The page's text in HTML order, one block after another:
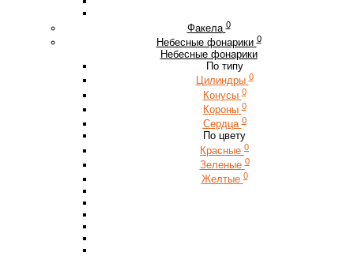
Факела 0
Небесные фонарики 0
Небесные фонарики
По типу
Цилиндры 0
Конусы 0
Короны 0
Сердца 0
По цвету
Красные 0
Зеленые 0
Желтые 0